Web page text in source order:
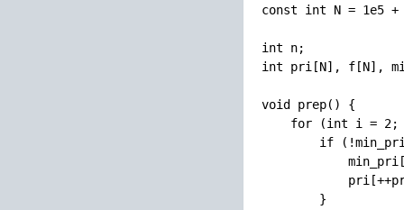
const int N = 1e5
int n;
int pri[N], f[N],
void prep() {
for (int i = 2;
if
        }